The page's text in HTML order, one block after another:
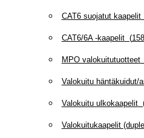
CAT6 suojatut kaapelit
CAT6/6A -kaapelit(158
MPO valokuitutuotteet
Valokuitu häntäkuidut/
Valokuitu ulkokaapelit
Valokuitukaapelit